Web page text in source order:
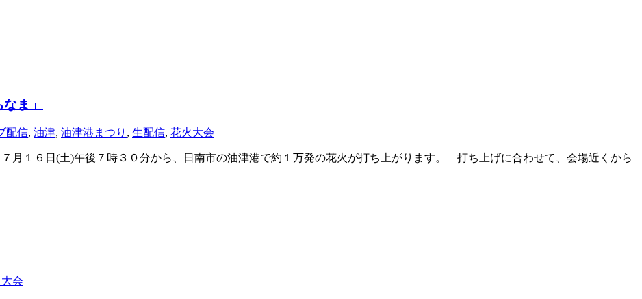
ま」
配信, 油津, 油津港まつり , 生配信, 花火大会
月１６日(土)午後７時３０分から、日南市の油津港で約１万発の花火が打ち上がります。 打ち上げに合わせて、会場近くから
会